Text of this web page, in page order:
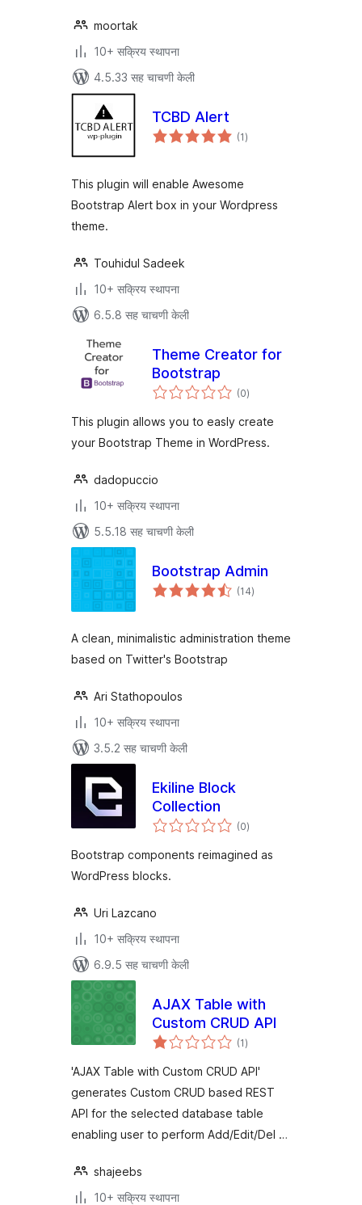
moortak
10+ सक्रिय स्थापना
4.5.33 सह चाचणी केली
TCBD Alert
(1एकूण
मूल्यांकन
)
This plugin will enable Awesome
Bootstrap Alert box in your Wordpress
theme.
Touhidul Sadeek
10+ सक्रिय स्थापना
6.5.8 सह चाचणी केली
Theme Creator for
Bootstrap
(0एकूण
मूल्यांकन
)
This plugin allows you to easly create
your Bootstrap Theme in WordPress.
dadopuccio
10+ सक्रिय स्थापना
5.5.18 सह चाचणी केली
Bootstrap Admin
(14एकूण
मूल्यांकन
)
A clean, minimalistic administration theme
based on Twitter's Bootstrap
Ari Stathopoulos
10+ सक्रिय स्थापना
3.5.2 सह चाचणी केली
Ekiline Block
Collection
(0एकूण
मूल्यांकन
)
Bootstrap components reimagined as
WordPress blocks.
Uri Lazcano
10+ सक्रिय स्थापना
6.9.5 सह चाचणी केली
AJAX Table with
Custom CRUD API
(1एकूण
मूल्यांकन
)
'AJAX Table with Custom CRUD API'
generates Custom CRUD based REST
API for the selected database table
enabling user to perform Add/Edit/Del …
shajeebs
10+ सक्रिय स्थापना